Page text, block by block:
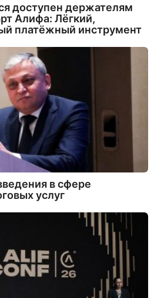
доступен держателям
Алифа: Лёгкий,
платёжный инструмент
в сфере
услуг